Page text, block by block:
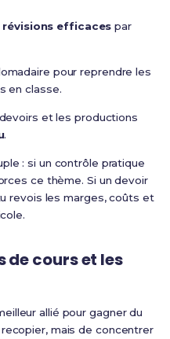
révisions efficaces par
pour reprendre les
en classe.
et les productions
.
: si un contrôle pratique
ce thème. Si un devoir
revois les marges, coûts et
de cours et les
allié pour gagner du
mais de concentrer